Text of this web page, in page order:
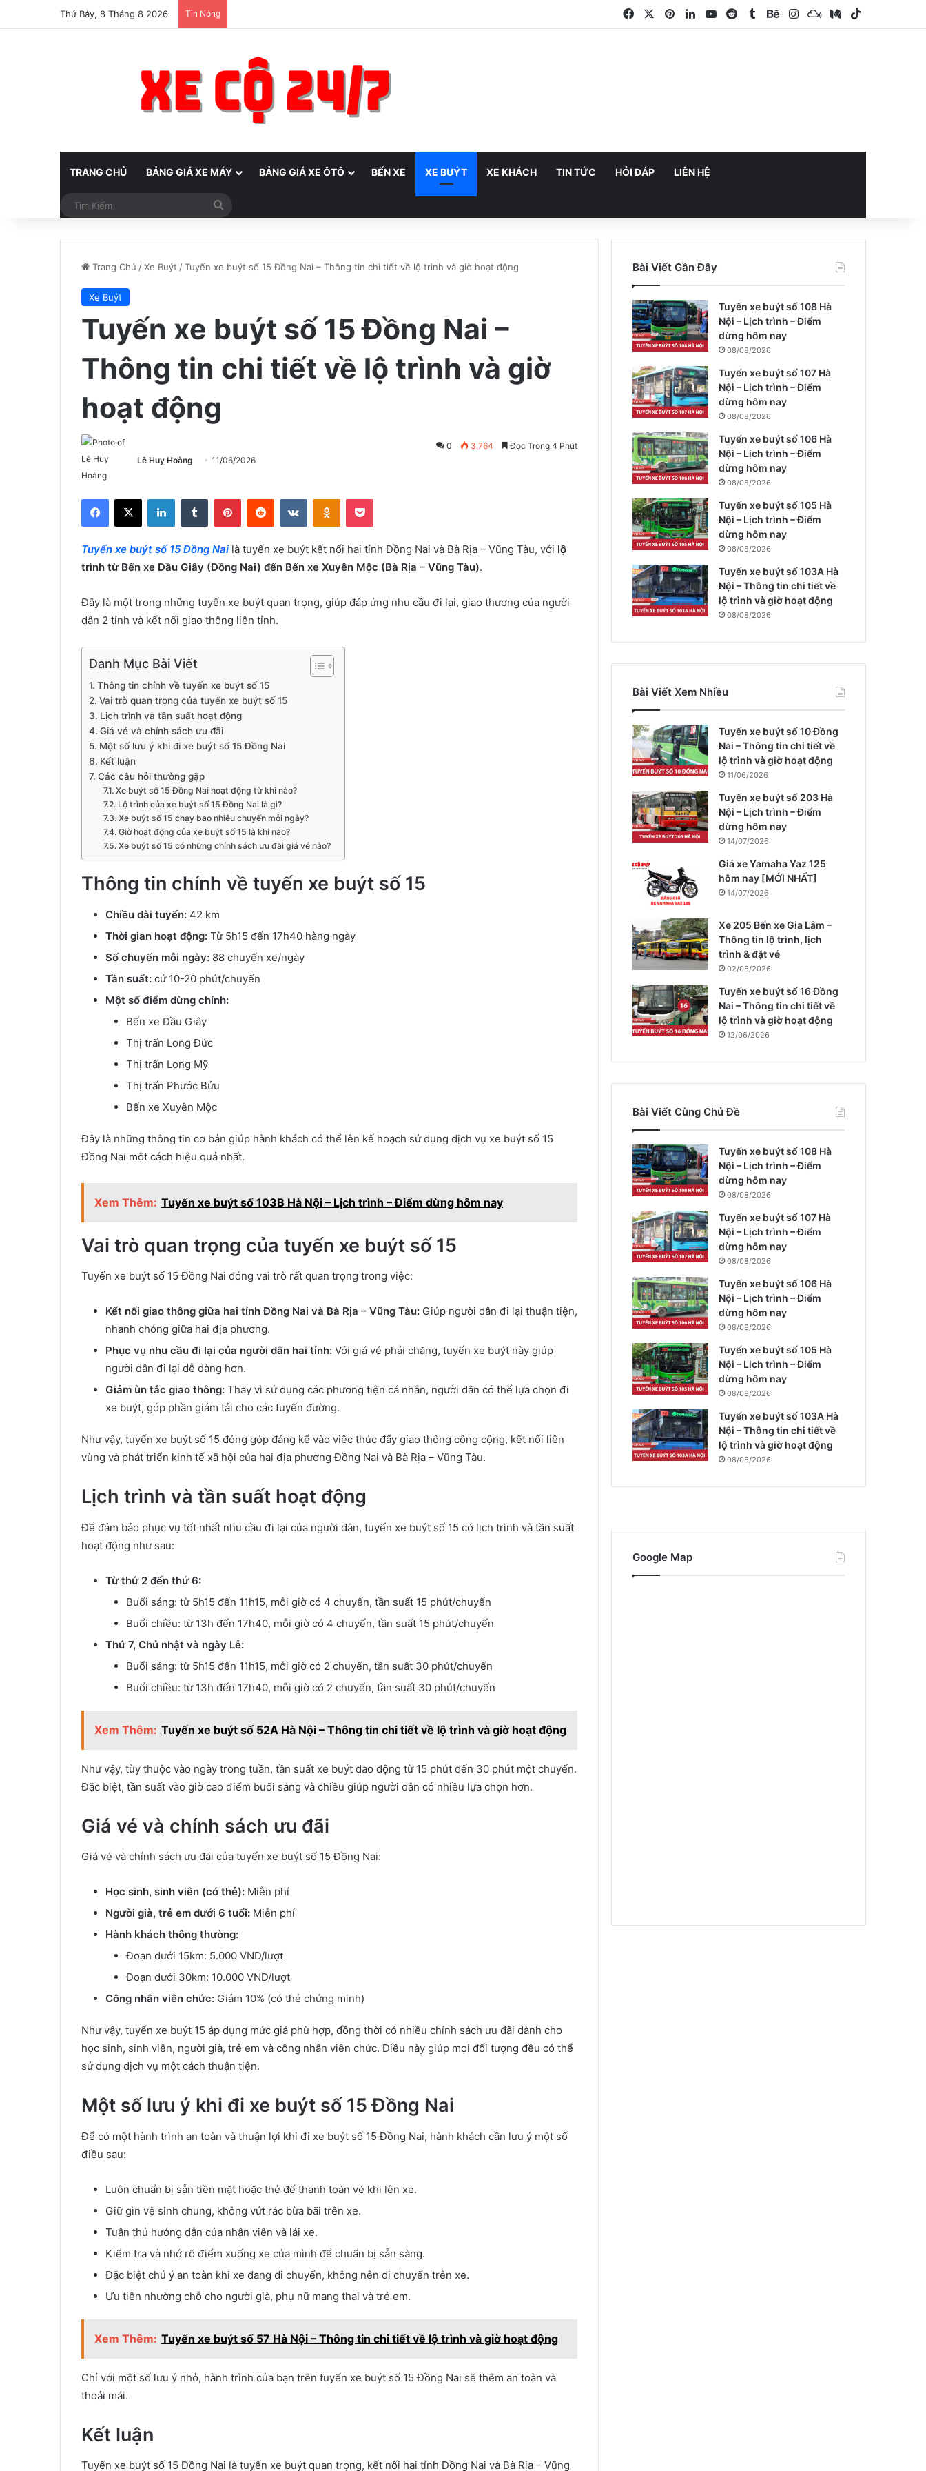
Thứ Bảy, 8 Tháng 8 2026 Tin Nóng FacebookPinterestLinkedIn
YouTube
RedditTumblrBehance
InstagramMixcloud
Medium
TRANG CHỦ BẢNG GIÁ XE MÁY BẢNG GIÁ XE ÔTÔ BẾN XE XE BUÝT XE KHÁCH TIN TỨC HỎI ĐÁP LIÊN HỆ
Trang Chủ /Xe Buýt /Tuyến xe buýt số 15 Đồng Nai – Thông tin chi tiết về lộ trình và giờ hoạt động
Xe Buýt
Tuyến xe buýt số 15 Đồng Nai –
Thông tin chi tiết về lộ trình và giờ
hoạt động
Lê Huy Hoàng 11/06/2026
0 3.764 Đọc Trong 4 Phút
Facebook
X LinkedInTumblr PinterestReddit VKontakteOdnoklassniki
Pocket
Tuyến xe buýt số 15 Đồng Nai là tuyến xe buýt kết nối hai tỉnh Đồng Nai và Bà Rịa – Vũng Tàu, với lộ
trình từ Bến xe Dầu Giây (Đồng Nai) đến Bến xe Xuyên Mộc (Bà Rịa – Vũng Tàu).
Đây là một trong những tuyến xe buýt quan trọng, giúp đáp ứng nhu cầu đi lại, giao thương của người
dân 2 tỉnh và kết nối giao thông liên tỉnh.
Danh Mục Bài Viết
Thông tin chính về tuyến xe buýt số 15
Vai trò quan trọng của tuyến xe buýt số 15
Lịch trình và tần suất hoạt động
Giá vé và chính sách ưu đãi
Một số lưu ý khi đi xe buýt số 15 Đồng Nai
Kết luận
Các câu hỏi thường gặp
Xe buýt số 15 Đồng Nai hoạt động từ khi nào?
Lộ trình của xe buýt số 15 Đồng Nai là gì?
Xe buýt số 15 chạy bao nhiêu chuyến mỗi ngày?
Giờ hoạt động của xe buýt số 15 là khi nào?
Xe buýt số 15 có những chính sách ưu đãi giá vé nào?
Thông tin chính về tuyến xe buýt số 15
Chiều dài tuyến: 42 km
Thời gian hoạt động: Từ 5h15 đến 17h40 hàng ngày
Số chuyến mỗi ngày: 88 chuyến xe/ngày
Tần suất: cứ 10-20 phút/chuyến
Một số điểm dừng chính:
Bến xe Dầu Giây
Thị trấn Long Đức
Thị trấn Long Mỹ
Thị trấn Phước Bửu
Bến xe Xuyên Mộc
Đây là những thông tin cơ bản giúp hành khách có thể lên kế hoạch sử dụng dịch vụ xe buýt số 15
Đồng Nai một cách hiệu quả nhất.
Xem Thêm: Tuyến xe buýt số 103B Hà Nội – Lịch trình – Điểm dừng hôm nay
Vai trò quan trọng của tuyến xe buýt số 15
Tuyến xe buýt số 15 Đồng Nai đóng vai trò rất quan trọng trong việc:
Kết nối giao thông giữa hai tỉnh Đồng Nai và Bà Rịa – Vũng Tàu: Giúp người dân đi lại thuận tiện,
nhanh chóng giữa hai địa phương.
Phục vụ nhu cầu đi lại của người dân hai tỉnh: Với giá vé phải chăng, tuyến xe buýt này giúp
người dân đi lại dễ dàng hơn.
Giảm ùn tắc giao thông: Thay vì sử dụng các phương tiện cá nhân, người dân có thể lựa chọn đi
xe buýt, góp phần giảm tải cho các tuyến đường.
Như vậy, tuyến xe buýt số 15 đóng góp đáng kể vào việc thúc đẩy giao thông công cộng, kết nối liên
vùng và phát triển kinh tế xã hội của hai địa phương Đồng Nai và Bà Rịa – Vũng Tàu.
Lịch trình và tần suất hoạt động
Để đảm bảo phục vụ tốt nhất nhu cầu đi lại của người dân, tuyến xe buýt số 15 có lịch trình và tần suất
hoạt động như sau:
Từ thứ 2 đến thứ 6:
Buổi sáng: từ 5h15 đến 11h15, mỗi giờ có 4 chuyến, tần suất 15 phút/chuyến
Buổi chiều: từ 13h đến 17h40, mỗi giờ có 4 chuyến, tần suất 15 phút/chuyến
Thứ 7, Chủ nhật và ngày Lễ:
Buổi sáng: từ 5h15 đến 11h15, mỗi giờ có 2 chuyến, tần suất 30 phút/chuyến
Buổi chiều: từ 13h đến 17h40, mỗi giờ có 2 chuyến, tần suất 30 phút/chuyến
Xem Thêm: Tuyến xe buýt số 52A Hà Nội – Thông tin chi tiết về lộ trình và giờ hoạt động
Như vậy, tùy thuộc vào ngày trong tuần, tần suất xe buýt dao động từ 15 phút đến 30 phút một chuyến.
Đặc biệt, tần suất vào giờ cao điểm buổi sáng và chiều giúp người dân có nhiều lựa chọn hơn.
Giá vé và chính sách ưu đãi
Giá vé và chính sách ưu đãi của tuyến xe buýt số 15 Đồng Nai:
Học sinh, sinh viên (có thẻ): Miễn phí
Người già, trẻ em dưới 6 tuổi: Miễn phí
Hành khách thông thường:
Đoạn dưới 15km: 5.000 VND/lượt
Đoạn dưới 30km: 10.000 VND/lượt
Công nhân viên chức: Giảm 10% (có thẻ chứng minh)
Như vậy, tuyến xe buýt 15 áp dụng mức giá phù hợp, đồng thời có nhiều chính sách ưu đãi dành cho
học sinh, sinh viên, người già, trẻ em và công nhân viên chức. Điều này giúp mọi đối tượng đều có thể
sử dụng dịch vụ một cách thuận tiện.
Một số lưu ý khi đi xe buýt số 15 Đồng Nai
Để có một hành trình an toàn và thuận lợi khi đi xe buýt số 15 Đồng Nai, hành khách cần lưu ý một số
điều sau:
Luôn chuẩn bị sẵn tiền mặt hoặc thẻ để thanh toán vé khi lên xe.
Giữ gìn vệ sinh chung, không vứt rác bừa bãi trên xe.
Tuân thủ hướng dẫn của nhân viên và lái xe.
Kiểm tra và nhớ rõ điểm xuống xe của mình để chuẩn bị sẵn sàng.
Đặc biệt chú ý an toàn khi xe đang di chuyển, không nên di chuyển trên xe.
Ưu tiên nhường chỗ cho người già, phụ nữ mang thai và trẻ em.
Xem Thêm: Tuyến xe buýt số 57 Hà Nội – Thông tin chi tiết về lộ trình và giờ hoạt động
Chỉ với một số lưu ý nhỏ, hành trình của bạn trên tuyến xe buýt số 15 Đồng Nai sẽ thêm an toàn và
thoải mái.
Kết luận
Tuyến xe buýt số 15 Đồng Nai là tuyến xe buýt quan trọng, kết nối hai tỉnh Đồng Nai và Bà Rịa – Vũng
Bài Viết Gần Đây
Tuyến xe buýt số 108 Hà
Nội – Lịch trình – Điểm
dừng hôm nay
08/08/2026
Tuyến xe buýt số 107 Hà
Nội – Lịch trình – Điểm
dừng hôm nay
08/08/2026
Tuyến xe buýt số 106 Hà
Nội – Lịch trình – Điểm
dừng hôm nay
08/08/2026
Tuyến xe buýt số 105 Hà
Nội – Lịch trình – Điểm
dừng hôm nay
08/08/2026
Tuyến xe buýt số 103A Hà
Nội – Thông tin chi tiết về
lộ trình và giờ hoạt động
08/08/2026
Bài Viết Xem Nhiều
Tuyến xe buýt số 10 Đồng
Nai – Thông tin chi tiết về
lộ trình và giờ hoạt động
11/06/2026
Tuyến xe buýt số 203 Hà
Nội – Lịch trình – Điểm
dừng hôm nay
14/07/2026
Giá xe Yamaha Yaz 125
hôm nay [MỚI NHẤT]
14/07/2026
Xe 205 Bến xe Gia Lâm –
Thông tin lộ trình, lịch
trình & đặt vé
02/08/2026
Tuyến xe buýt số 16 Đồng
Nai – Thông tin chi tiết về
lộ trình và giờ hoạt động
12/06/2026
Bài Viết Cùng Chủ Đề
Tuyến xe buýt số 108 Hà
Nội – Lịch trình – Điểm
dừng hôm nay
08/08/2026
Tuyến xe buýt số 107 Hà
Nội – Lịch trình – Điểm
dừng hôm nay
08/08/2026
Tuyến xe buýt số 106 Hà
Nội – Lịch trình – Điểm
dừng hôm nay
08/08/2026
Tuyến xe buýt số 105 Hà
Nội – Lịch trình – Điểm
dừng hôm nay
08/08/2026
Tuyến xe buýt số 103A Hà
Nội – Thông tin chi tiết về
lộ trình và giờ hoạt động
08/08/2026
Google Map